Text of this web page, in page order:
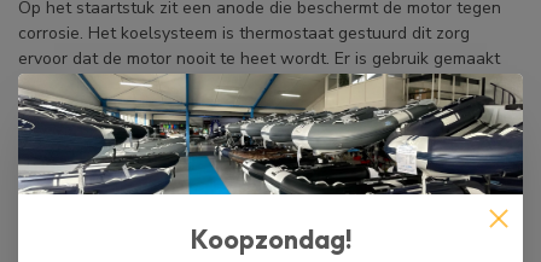
Op het staartstuk zit een anode die beschermt de motor tegen
corrosie. Het koelsysteem is thermostaat gestuurd dit zorg
ervoor dat de motor nooit te heet wordt. Er is gebruik gemaakt
van een hoogwaardige aluminiumlegering en alle interne
passages zijn gecoat met zink waardoor de motor intern
beschermt is tegen corrosie.
Veiligheidstoepassingen
Koopzondag!